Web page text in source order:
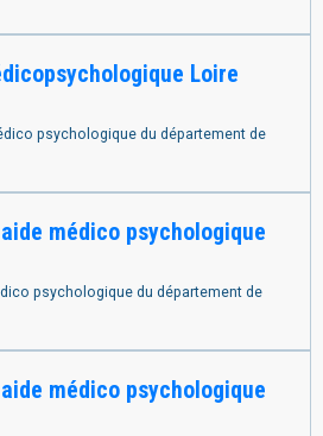
Loire
psychologique du département de
médico psychologique
psychologique du département de
médico psychologique